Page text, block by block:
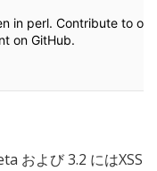
および 3.2 にはXSS